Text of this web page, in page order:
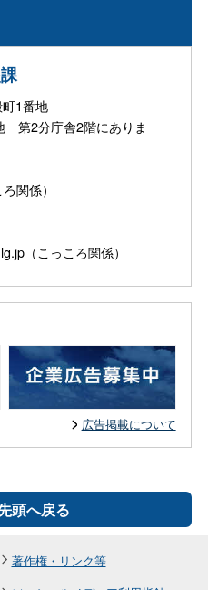
1番地
第2分庁舎2階にありま
係）
（こっころ関係）
広告掲載について
頭へ戻る
著作権・リンク等